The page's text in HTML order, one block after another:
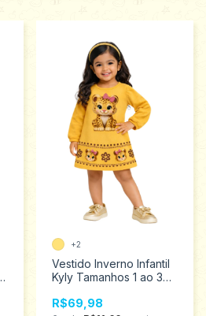
Vestido Inverno Infantil
Kyly Tamanhos 1 ao 3
R$69,98
+2